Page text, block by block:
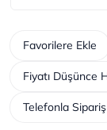
Telefonla Sipariş
Favorilere Ekle
Fiyatı Düşünce